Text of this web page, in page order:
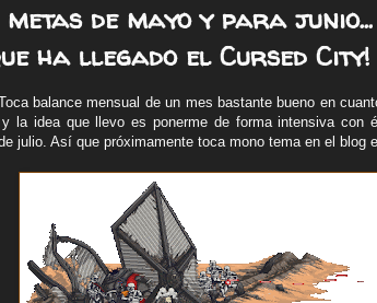
de mayo y para
ha llegado el Cursed City!
balance mensual de un mes bastante bueno en
la idea que llevo es ponerme de forma intensiva con
julio. Así que próximamente toca mono tema en el blog